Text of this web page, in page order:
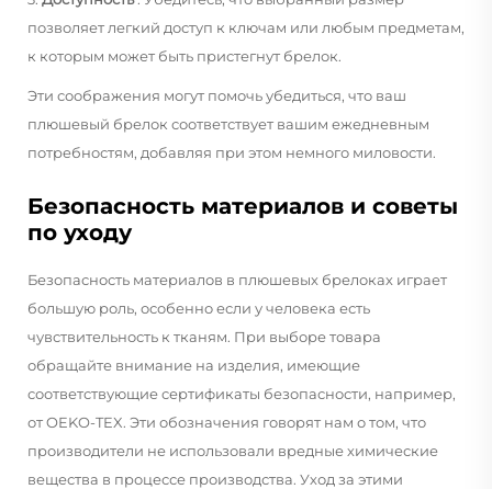
позволяет легкий доступ к ключам или любым предметам,
к которым может быть пристегнут брелок.
Эти соображения могут помочь убедиться, что ваш
плюшевый брелок соответствует вашим ежедневным
потребностям, добавляя при этом немного миловости.
Безопасность материалов и советы
по уходу
Безопасность материалов в плюшевых брелоках играет
большую роль, особенно если у человека есть
чувствительность к тканям. При выборе товара
обращайте внимание на изделия, имеющие
соответствующие сертификаты безопасности, например,
от OEKO-TEX. Эти обозначения говорят нам о том, что
производители не использовали вредные химические
вещества в процессе производства. Уход за этими